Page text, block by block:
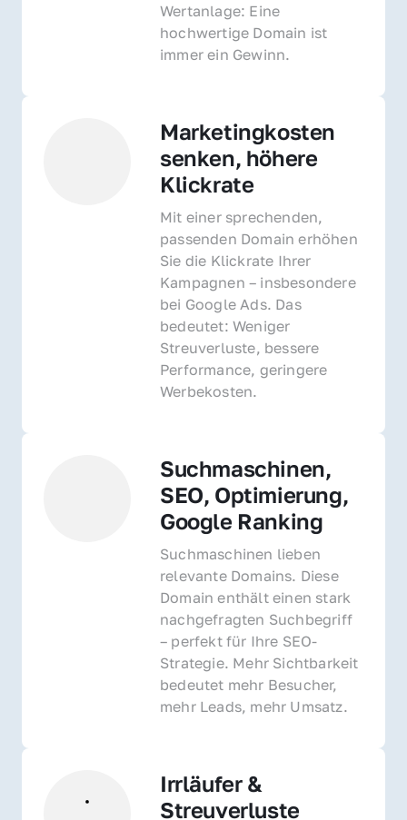
Wertanlage: Eine
hochwertige Domain ist
immer ein Gewinn.
Marketingkosten
senken, höhere
Klickrate
Mit einer sprechenden,
passenden Domain erhöhen
Sie die Klickrate Ihrer
Kampagnen – insbesondere
bei Google Ads. Das
bedeutet: Weniger
Streuverluste, bessere
Performance, geringere
Werbekosten.
Suchmaschinen,
SEO, Optimierung,
Google Ranking
Suchmaschinen lieben
relevante Domains. Diese
Domain enthält einen stark
nachgefragten Suchbegriff
– perfekt für Ihre SEO-
Strategie. Mehr Sichtbarkeit
bedeutet mehr Besucher,
mehr Leads, mehr Umsatz.
Irrläufer &
Streuverluste